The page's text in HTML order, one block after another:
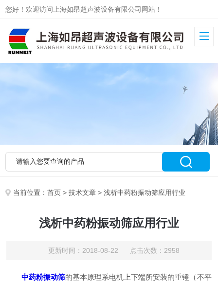
您好！欢迎访问上海如昂超声波设备有限公司网站！
当前位置：首页 >技术文章 > 浅析中药粉振动筛应用行业
浅析中药粉振动筛应用行业
更新时间：2018-08-22 点击次数：2958
中药粉振动筛的基本原理系电机上下端所安装的重锤（不平